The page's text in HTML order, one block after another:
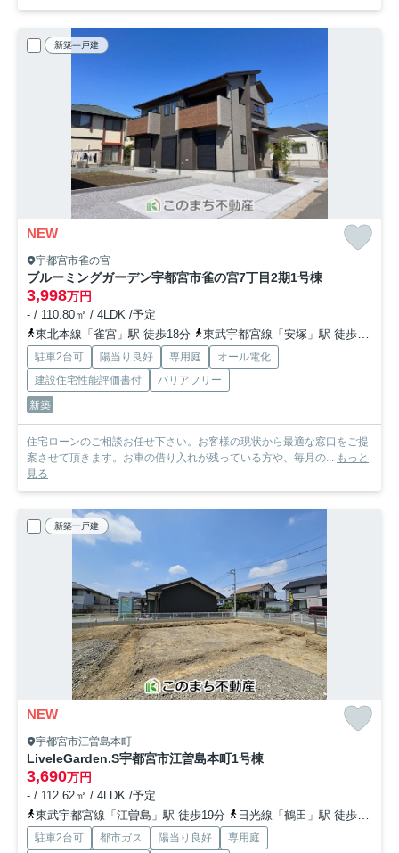
新築一戸建
NEW
宇都宮市雀の宮
ブルーミングガーデン宇都宮市雀の宮7丁目2期1号棟
3,998万円
- / 110.80㎡ / 4LDK /予定
東北本線「雀宮」駅 徒歩18分
東武宇都宮線「安塚」駅 徒歩47分
駐車2台可 陽当り良好 専用庭
オール電化
建設住宅性能評価書付
バリアフリー
新築
住宅ローンのご相談お任せ下さい。お客様の現状から最適な窓口をご提
案させて頂きます。お車の借り入れが残っている方や、毎月の...
もっと
見る
新築一戸建
NEW
宇都宮市江曽島本町
LiveleGarden.S宇都宮市江曽島本町1号棟
3,690万円
- / 112.62㎡ / 4LDK /予定
東武宇都宮線「江曽島」駅 徒歩19分
日光線「鶴田」駅 徒歩32分
駐車2台可 都市ガス 陽当り良好
専用庭